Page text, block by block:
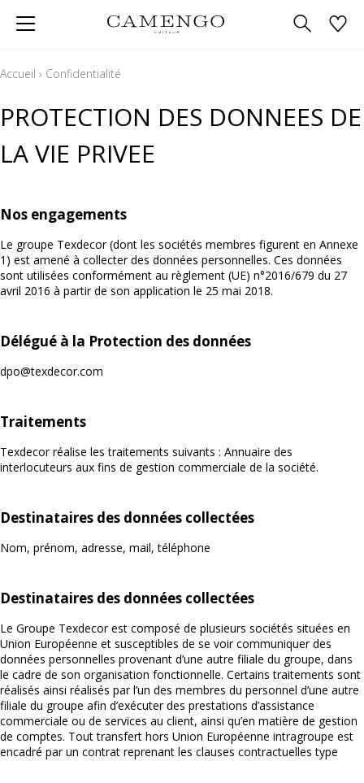
Accueil › Confidentialité
PROTECTION DES DONNEES DE
LA VIE PRIVEE
Nos engagements
Le groupe Texdecor (dont les sociétés membres figurent en Annexe
1) est amené à collecter des données personnelles. Ces données
sont utilisées conformément au règlement (UE) n°2016/679 du 27
avril 2016 à partir de son application le 25 mai 2018.
Délégué à la Protection des données
dpo@texdecor.com
Traitements
Texdecor réalise les traitements suivants : Annuaire des
interlocuteurs aux fins de gestion commerciale de la société.
Destinataires des données collectées
Nom, prénom, adresse, mail, téléphone
Destinataires des données collectées
Le Groupe Texdecor est composé de plusieurs sociétés situées en
Union Européenne et susceptibles de se voir communiquer des
données personnelles provenant d’une autre filiale du groupe, dans
le cadre de son organisation fonctionnelle. Certains traitements sont
réalisés ainsi réalisés par l’un des membres du personnel d’une autre
filiale du groupe afin d’exécuter des prestations d’assistance
commerciale ou de services au client, ainsi qu’en matière de gestion
de comptes. Tout transfert hors Union Européenne intragroupe est
encadré par un contrat reprenant les clauses contractuelles type